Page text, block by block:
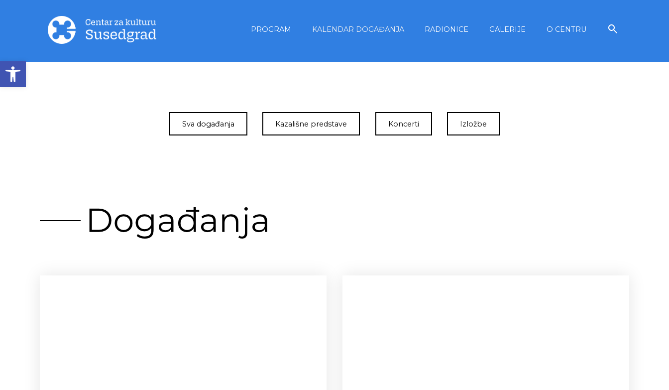
Open toolbar
PROGRAM KALENDAR DOGAĐANJA RADIONICE GALERIJE O CENTRU
Sva događanja Kazališne predstave Koncerti Izložbe